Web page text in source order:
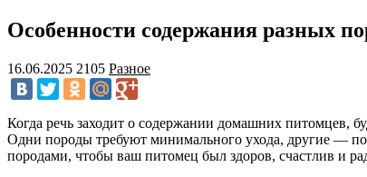
Особенности содержания разных
16.06.2025 2105 Разное
Когда речь заходит о содержании домашних питомцев,
Одни породы требуют минимального ухода, другие —
породами, чтобы ваш питомец был здоров, счастлив и